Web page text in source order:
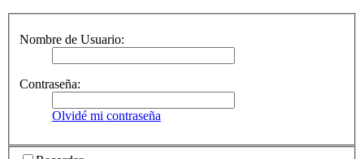
Nombre de Usuario:
Contraseña:
Olvidé mi contraseña